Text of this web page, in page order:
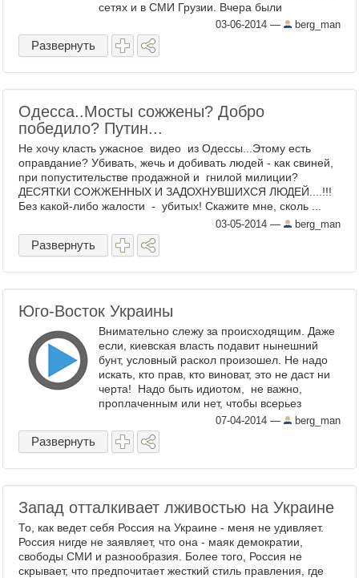
сетях и в СМИ Грузии. Вчера были
распространены ужасные кадры несчастных
людей.. сл ...
03-06-2014 — berg_man
Развернуть
Одесса..Мосты сожжены? Добро
победило? Путин...
Не хочу класть ужасное видео из Одессы...Этому есть
оправдание? Убивать, жечь и добивать людей - как свиней,
при попустительстве продажной и гнилой милиции?
ДЕСЯТКИ СОЖЖЕННЫХ И ЗАДОХНУВШИХСЯ ЛЮДЕЙ....!!!
Без какой-либо жалости - убитых! Скажите мне, сколь ...
03-05-2014 — berg_man
Развернуть
Юго-Восток Украины
Внимательно слежу за происходящим. Даже
если, киевская власть подавит нынешний
бунт, условный раскол произошел. Не надо
искать, кто прав, кто виноват, это не даст ни
черта! Надо быть идиотом, не важно,
проплаченным или нет, чтобы всерьез
утверждать, что люди берут власть в ...
07-04-2014 — berg_man
Развернуть
Запад отталкивает лживостью на Украине
То, как ведет себя Россия на Украине - меня не удивляет.
Россия нигде не заявляет, что она - маяк демократии,
свободы СМИ и разнообразия. Более того, Россия не
скрывает, что предпочитает жесткий стиль правления, где